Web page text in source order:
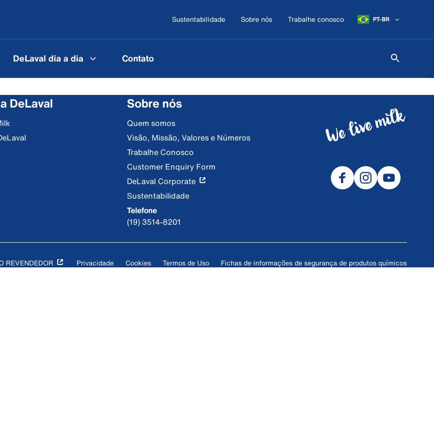
Sustentabilidade Sobre nós Trabalhe conosco PT-BR
DeLaval dia a dia Contato
DeLaval Sobre nós
Quem somos
Visão, Missão, Valores e Números
Trabalhe Conosco
Customer Enquiry Form
DeLaval Corporate
Sustentabilidade
Telefone
(19) 3514-8201
REVENDEDOR Privacidade Cookies Termos de Uso Fichas de informações de segurança de produtos químicos